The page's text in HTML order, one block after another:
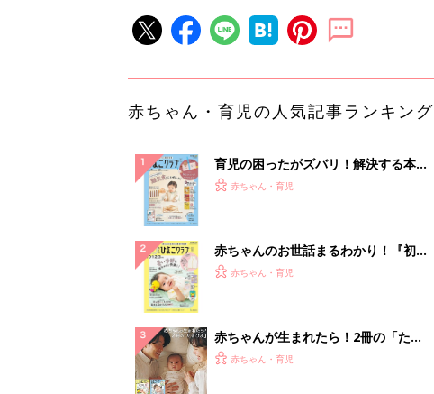
赤ちゃん・育児の人気記事ランキング
育児の困ったがズバリ！解決する本
『ひよこクラブ 秋号』 4カ月～2才
赤ちゃん・育児
赤ちゃんのお世話まるわかり！『初め
てのひよこクラブ 夏号』〈巻頭大特
赤ちゃん・育児
赤ちゃんが生まれたら！2冊の「たま
ひよ」
赤ちゃん・育児